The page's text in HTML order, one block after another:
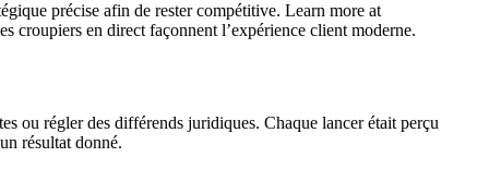
précise afin de rester compétitive. Learn more at
croupiers en direct façonnent l’expérience client moderne.
ou régler des différends juridiques. Chaque lancer était perçu
résultat donné.